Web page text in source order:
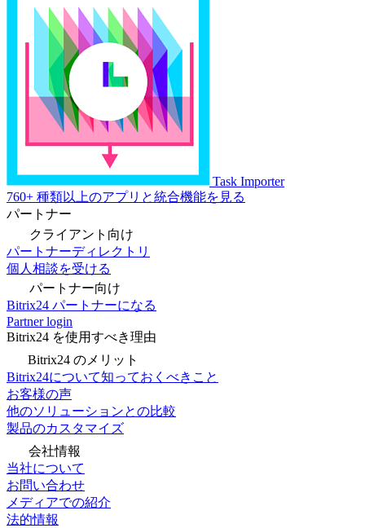
Task Importer
760+ 種類以上のアプリと統合機能を見る
パートナー
クライアント向け
パートナーディレクトリ
個人相談を受ける
パートナー向け
Bitrix24 パートナーになる
Partner login
Bitrix24 を使用すべき理由
Bitrix24 のメリット
Bitrix24について知っておくべきこと
お客様の声
他のソリューションとの比較
製品のカスタマイズ
会社情報
当社について
お問い合わせ
メディアでの紹介
法的情報